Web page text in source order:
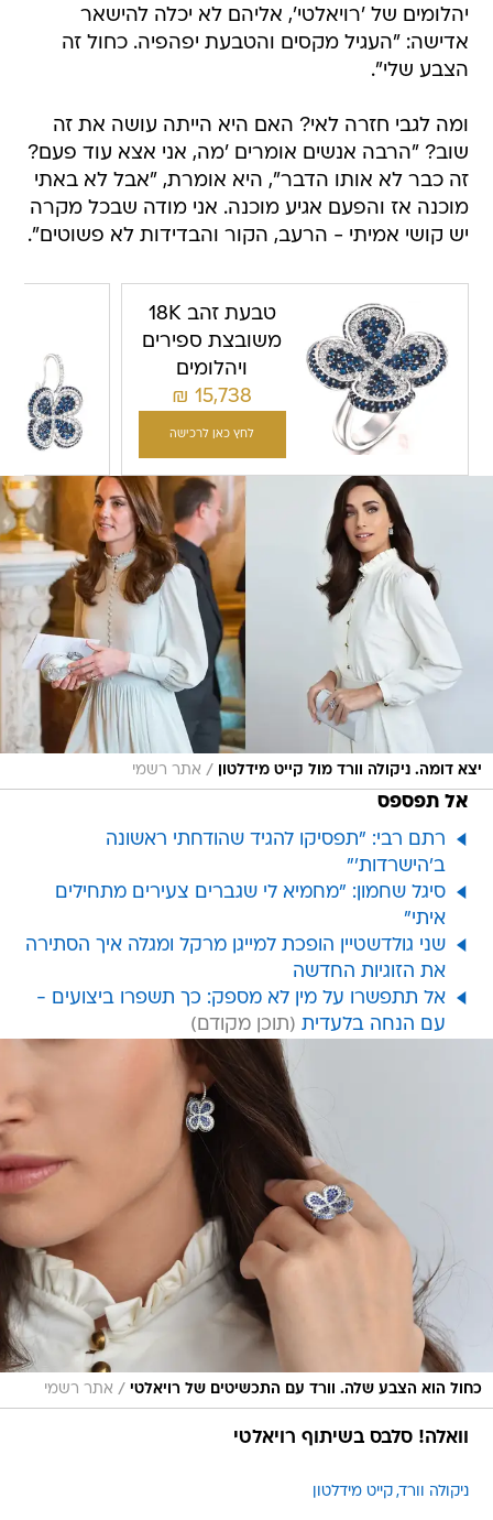
יהלומים של 'רויאלטי', אליהם לא יכלה להישאר
אדישה: "העגיל מקסים והטבעת יפהפיה. כחול זה
הצבע שלי".
ומה לגבי חזרה לאי? האם היא הייתה עושה את זה
שוב? "הרבה אנשים אומרים 'מה, אני אצא עוד פעם?
זה כבר לא אותו הדבר", היא אומרת, "אבל לא באתי
מוכנה אז והפעם אגיע מוכנה. אני מודה שבכל מקרה
יש קושי אמיתי - הרעב, הקור והבדידות לא פשוטים".
טבעת זהב 18K
משובצת ספירים
ויהלומים
15,738
₪
לחץ כאן לרכישה
יצא דומה. ניקולה וורד מול קייט מידלטון / אתר רשמי
אל תפספס
רתם רבי: "תפסיקו להגיד שהודחתי ראשונה
ב'הישרדות'"
סיגל שחמון: "מחמיא לי שגברים צעירים מתחילים
איתי"
שני גולדשטיין הופכת למייגן מרקל ומגלה איך הסתירה
את הזוגיות החדשה
אל תתפשרו על מין לא מספק: כך תשפרו ביצועים -
עם הנחה בלעדית
כחול הוא הצבע שלה. וורד עם התכשיטים של רויאלטי / אתר רשמי
וואלה! סלבס בשיתוף רויאלטי
ניקולה וורד קייט מידלטון